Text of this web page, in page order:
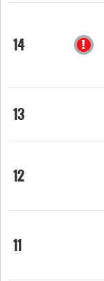
14
13
12
11